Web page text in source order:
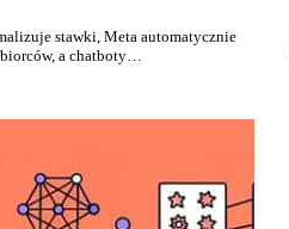
stawki, Meta automatycznie
a chatboty…